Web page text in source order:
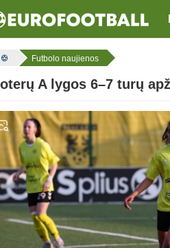
Futbolo naujienos
A lygos 6–7 turų